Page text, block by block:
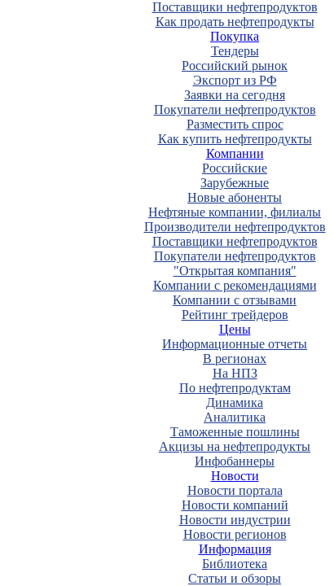
Поставщики нефтепродуктов
Как продать нефтепродукты
Покупка
Тендеры
Российский рынок
Экспорт из РФ
Заявки на сегодня
Покупатели нефтепродуктов
Разместить спрос
Как купить нефтепродукты
Компании
Российские
Зарубежные
Новые абоненты
Нефтяные компании, филиалы
Производители нефтепродуктов
Поставщики нефтепродуктов
Покупатели нефтепродуктов
"Открытая компания"
Компании с рекомендациями
Компании с отзывами
Рейтинг трейдеров
Цены
Информационные отчеты
В регионах
На НПЗ
По нефтепродуктам
Динамика
Аналитика
Таможенные пошлины
Акцизы на нефтепродукты
Инфобаннеры
Новости
Новости портала
Новости компаний
Новости индустрии
Новости регионов
Информация
Библиотека
Статьи и обзоры